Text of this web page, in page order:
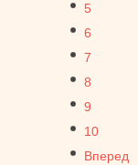
5
6
7
8
9
10
Вперед